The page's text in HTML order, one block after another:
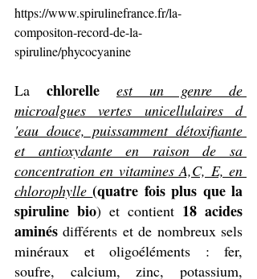
https://www.spirulinefrance.fr/la-
compositon-record-de-la-
spiruline/phycocyanine
La chlorelle
est un genre de
microalgues vertes unicellulaires d
'eau douce, puissamment détoxifiante
et antioxydante en raison de sa
concentration en vitamines A,C, E, en
chlorophylle (quatre fois plus que la
spiruline bio) et contient 18 acides
aminés différents et de nombreux sels
minéraux et oligoéléments : fer,
soufre, calcium, zinc, potassium,